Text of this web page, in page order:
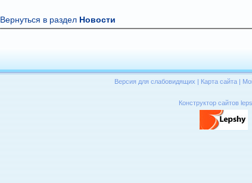
Вернуться в раздел Новости
Версия для слабовидящих | Карта сайта |
Конструктор сайтов